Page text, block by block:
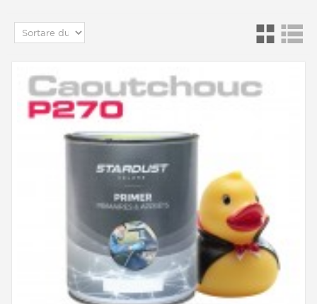
pentru niciunul dintre pașii de la amorsare la
accentua nuanțele și intensitatea efectelor irizate.
Atât în ​​acrilice pe bază de apă, cât și în vopsele
pe bază de solvent, oferim o gamă largă de culori
speciale, cum ar fi efecte holografice, cromate,
aurii, fluorescente sau fosforescente ....
Compoziția vopselelor
Pentru a obține diferitele culori pe corpul
pulverizare,
unii preferă să picteze cu vopsele pe bază de apă,
în timp ce altora le place să folosească vopsele
pe bază de solvent.
Diferența? Primele nu sunt dăunătoare și inodor,
deci pot fi utilizate în interior. Acesta din urmă
trebuie utilizat în mini-cabine sau în aer liber.
Suprafețe pentru momeli
Lacuirea are o funcție duală, atât estetică, cât și
de protecție.
Avem tehnici pentru finisaje ultra lucioase, ultra
dure, cu niveluri ridicate de rezistență.